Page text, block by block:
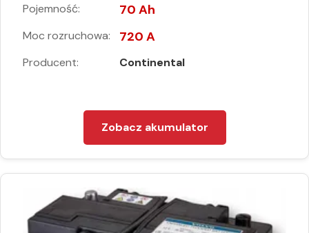
Pojemność: 70 Ah
Moc rozruchowa: 720 A
Producent: Continental
Zobacz akumulator